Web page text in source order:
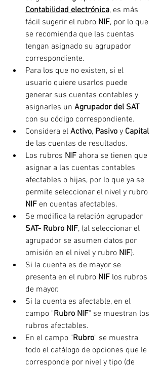
Contabilidad electrónica, es más
fácil sugerir el rubro NIF, por lo que
se recomienda que las cuentas
tengan asignado su agrupador
correspondiente.
Para los que no existen, si el
usuario quiere usarlos puede
generar sus cuentas contables y
asignarles un Agrupador del SAT
con su código correspondiente.
Considera el Activo, Pasivo y Capital
de las cuentas de resultados.
Los rubros NIF ahora se tienen que
asignar a las cuentas contables
afectables o hijas, por lo que ya se
permite seleccionar el nivel y rubro
NIF en cuentas afectables.
Se modifica la relación agrupador
SAT- Rubro NIF, (al seleccionar el
agrupador se asumen datos por
omisión en el nivel y rubro NIF).
Si la cuenta es de mayor se
presenta en el rubro NIF los rubros
de mayor.
Si la cuenta es afectable, en el
campo "Rubro NIF" se muestran los
rubros afectables.
En el campo "Rubro" se muestra
todo el catálogo de opciones que le
corresponde por nivel y tipo (de